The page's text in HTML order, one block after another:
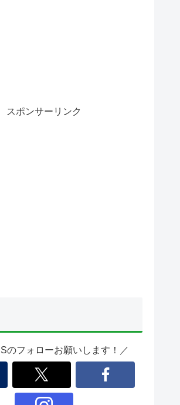
スポンサーリンク
のフォローお願いします！／